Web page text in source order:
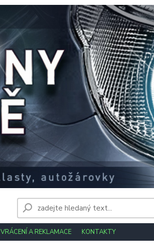
VRÁCENÍ A REKLAMACE KONTAKTY